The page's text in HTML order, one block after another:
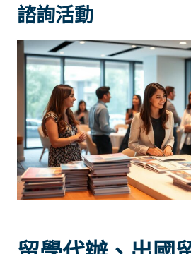
諮詢活動